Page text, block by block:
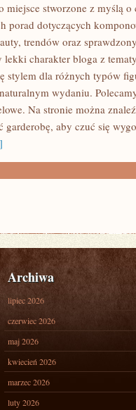
miejsce stworzone z myślą
porad dotyczących
trendów oraz
lekki charakter bloga z
stylem dla różnych typów
wydaniu.
Na stronie można
garderobę, aby czuć się
Archiwa
lipiec 2026
czerwiec 2026
maj 2026
kwiecień 2026
marzec 2026
luty 2026